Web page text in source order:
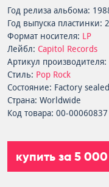
Год релиза альбома:
Год выпуска пластинки:
Формат носителя: LP
Лейбл: Capitol Records
Артикул
Стиль: Pop Rock
Состояние: Factory sealed
Страна: Worldwide
Код товара: 00-00060837
купить за 5